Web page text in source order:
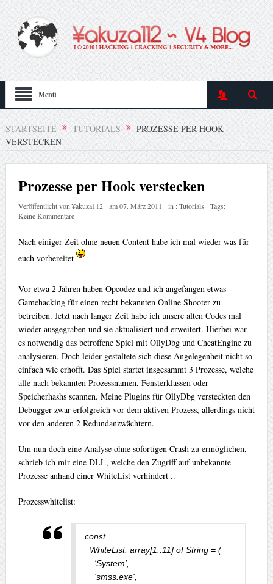
Menü
STARTSEITE TUTORIALS
PROZESSE PER HOOK
VERSTECKEN
Prozesse per Hook verstecken
Veröffentlicht von¥akuza112 am07. März 2011 in :Tutorials
Tags:
Keine Kommentare
Nach einiger Zeit ohne neuen Content habe ich mal wieder was für
euch vorbereitet
Vor etwa 2 Jahren haben Opcodez und ich angefangen etwas
Gamehacking für einen recht bekannten Online Shooter zu
betreiben. Jetzt nach langer Zeit habe ich unsere alten Codes mal
wieder ausgegraben und sie aktualisiert und erweitert. Hierbei war
es notwendig das betroffene Spiel mit OllyDbg und CheatEngine zu
analysieren. Doch leider gestaltete sich diese Angelegenheit nicht so
einfach wie erhofft. Das Spiel startet insgesammt 3 Prozesse, welche
alle nach bekannten Prozessnamen, Fensterklassen oder
Speicherhashs scannen. Meine Plugins für OllyDbg versteckten den
Debugger zwar erfolgreich vor dem aktiven Prozess, allerdings nicht
vor den anderen 2 Redundanzwächtern.
Um nun doch eine Analyse ohne sofortigen Crash zu ermöglichen,
schrieb ich mir eine DLL, welche den Zugriff auf unbekannte
Prozesse anhand einer WhiteList verhindert ..
Prozesswhitelist:
const
  WhiteList: array[1..11] of String = (
    'System',
    'smss.exe',